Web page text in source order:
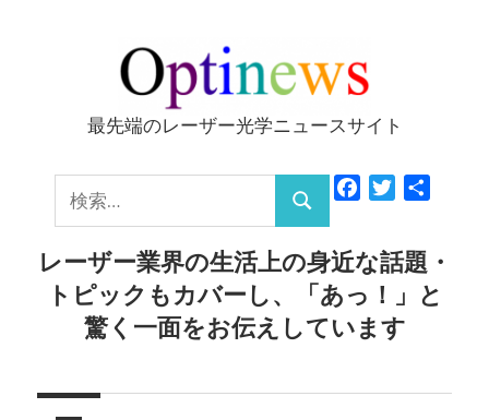
ッ
Optinews
最先端のレーザー光学ニュースサイト
索:
検
索
FacebookTwitter
レーザー業界の生活上の身近な話題・
トピックもカバーし、「あっ！」と
驚く一面をお伝えしています